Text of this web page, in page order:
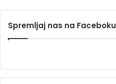
Spremljaj nas na Faceboku